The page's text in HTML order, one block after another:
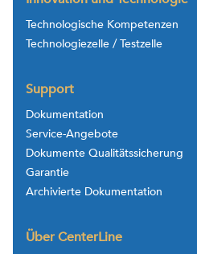
Technologische Kompetenzen
Technologiezelle / Testzelle
Support
Dokumentation
Service-Angebote
Dokumente Qualitätssicherung
Garantie
Archivierte Dokumentation
Über CenterLine